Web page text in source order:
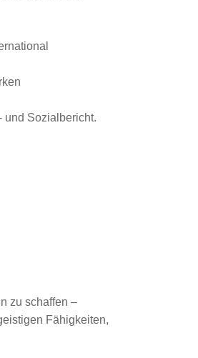
und Sozialbericht.
zu schaffen –
Fähigkeiten,